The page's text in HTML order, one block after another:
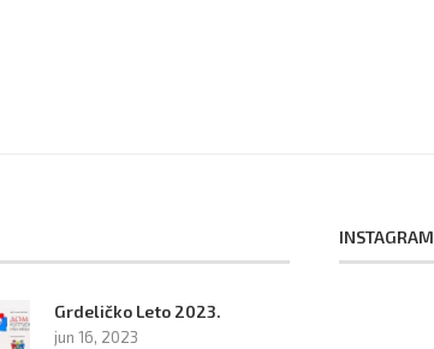
Grdeličko Leto 2023.
jun 16, 2023
INSTAGRAM